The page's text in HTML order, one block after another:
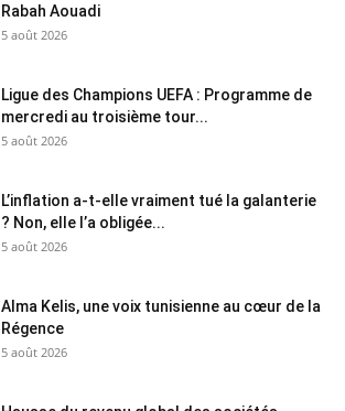
Rabah Aouadi
5 août 2026
Ligue des Champions UEFA : Programme de
mercredi au troisième tour...
5 août 2026
L’inflation a-t-elle vraiment tué la galanterie
? Non, elle l’a obligée...
5 août 2026
Alma Kelis, une voix tunisienne au cœur de la
Régence
5 août 2026